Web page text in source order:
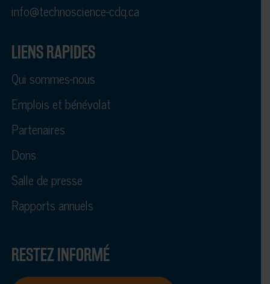
info@technoscience-cdq.ca
LIENS RAPIDES
Qui sommes-nous
Emplois et bénévolat
Partenaires
Dons
Salle de presse
Rapports annuels
RESTEZ INFORMÉ